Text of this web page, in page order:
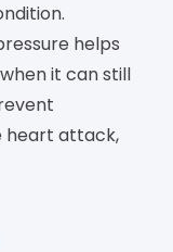
helps
it can still
heart attack,